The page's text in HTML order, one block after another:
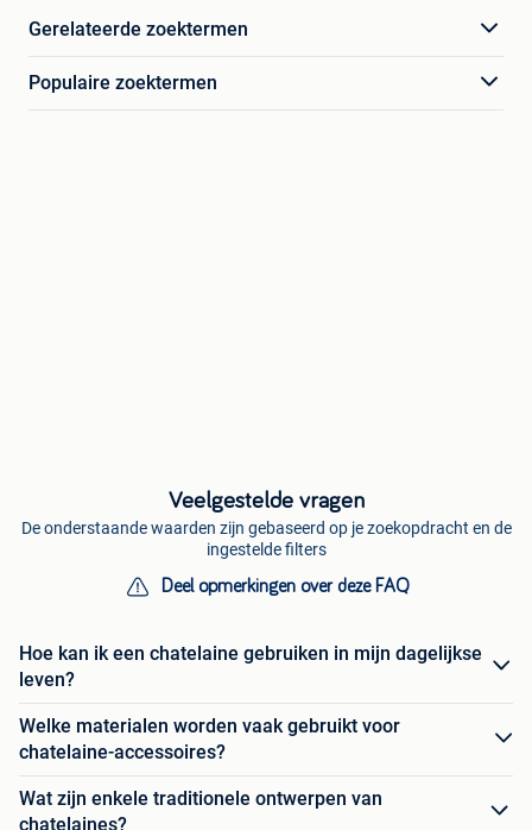
Gerelateerde zoektermen
Populaire zoektermen
Veelgestelde vragen
De onderstaande waarden zijn gebaseerd op je zoekopdracht en de
ingestelde filters
Deel opmerkingen over deze FAQ
Hoe kan ik een chatelaine gebruiken in mijn dagelijkse
leven?
Welke materialen worden vaak gebruikt voor
chatelaine-accessoires?
Wat zijn enkele traditionele ontwerpen van
chatelaines?